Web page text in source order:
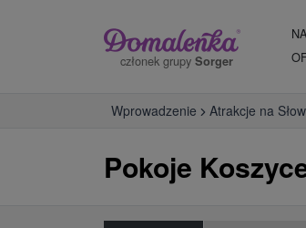
członek grupy Sorger
Wprowadzenie Atrakcje na
Pokoje